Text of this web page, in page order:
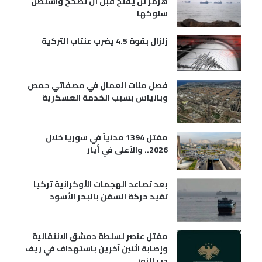
سلوكها
زلزال بقوة 4.5 يضرب عنتاب التركية
فصل مئات العمال في مصفاتي حمص
وبانياس بسبب الخدمة العسكرية
مقتل 1394 مدنياً في سوريا خلال
2026.. والأعلى في أيار
بعد تصاعد الهجمات الأوكرانية تركيا
تقيد حركة السفن بالبحر الأسود
مقتل عنصر لسلطة دمشق الانتقالية
وإصابة اثنين آخرين باستهداف في ريف